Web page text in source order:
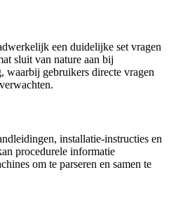
een duidelijke set vragen
sluit van nature aan bij
waarbij gebruikers directe vragen
installatie‑instructies en
procedurele informatie
om te parseren en samen te